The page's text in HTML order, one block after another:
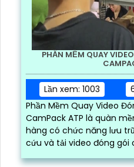
PHẦN MỀM QUAY
Lần xem: 1003
Phần Mềm Quay Video
CamPack ATP là quàn
hàng có chức năng lưu
cứu và tải video đóng